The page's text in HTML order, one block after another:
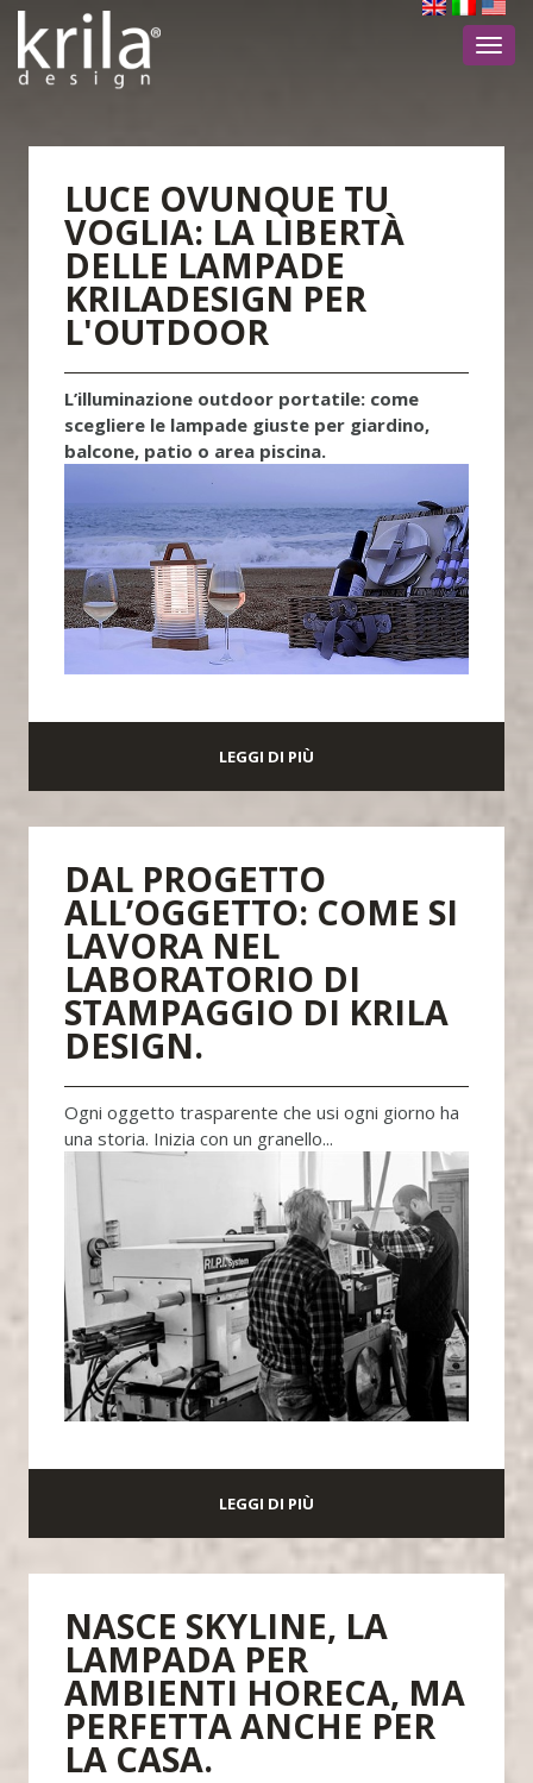
LUCE OVUNQUE TU
VOGLIA: LA LIBERTÀ
DELLE LAMPADE
KRILADESIGN PER
L'OUTDOOR
L’illuminazione outdoor portatile: come
scegliere le lampade giuste per giardino,
balcone, patio o area piscina.
LEGGI DI PIÙ
DAL PROGETTO
ALL’OGGETTO: COME SI
LAVORA NEL
LABORATORIO DI
STAMPAGGIO DI KRILA
DESIGN.
Ogni oggetto trasparente che usi ogni giorno ha
una storia. Inizia con un granello...
LEGGI DI PIÙ
NASCE SKYLINE, LA
LAMPADA PER
AMBIENTI HORECA, MA
PERFETTA ANCHE PER
LA CASA.